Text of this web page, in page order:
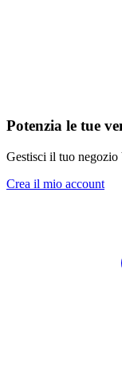
Potenzia le tue
Gestisci il tuo negozio
Crea il mio account